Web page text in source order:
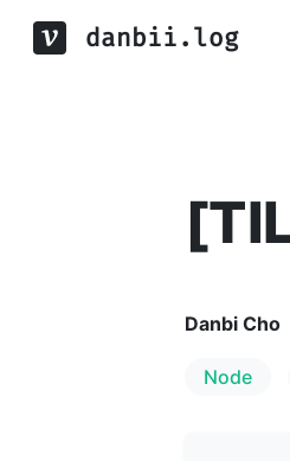
danbii.log
Danbi Cho
Node